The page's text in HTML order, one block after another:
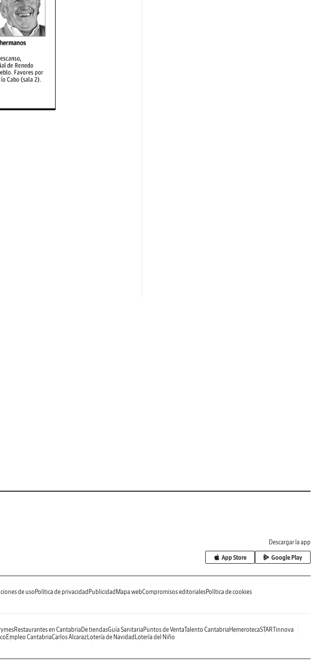
Descargar la app
App Store Google Play
de usoPolítica de privacidad Publicidad Mapa webCompromisos editorialesPolítica de cookies
Restaurantes en Cantabria De tiendasGuía Sanitaria Puntos de VentaTalento Cantabria HemerotecaSTARTinnova
Empleo CantabriaCarlos AlcarazLotería de Navidad Lotería del Niño